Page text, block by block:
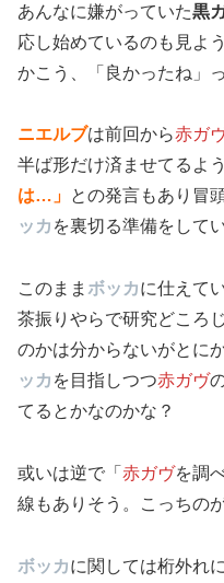
あんなに嫌がっていた黒
応し始めているのも見よ
かこう、「良かったね」
ニエルブは前回から赤ガ
半ば形だけ済ませてるよ
は…」 との発言もあり冒
ッカ を裏切る準備をして
このまま ボッカに仕えて
茶振りやらで研究どころ
のかは分からないがとに
ッカ を目指しつつ赤ガヴ
てるとかなのかな？
或いは逆で「 赤ガヴを調
線もありそう。こっちの
ボッカに関しては桁外れ